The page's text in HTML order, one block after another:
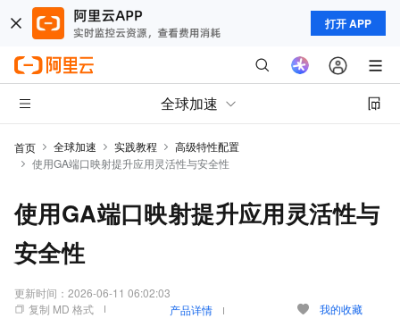
打开 APP
全球加速
首页 全球加速 实践教程
高级特性配置
使用GA端口映射提升应用灵活性与安全性
使用GA端口映射提升应用灵活性与
安全性
更新时间： 2026-06-11 06:02:03
复制 MD 格式
产品详情 我的收藏